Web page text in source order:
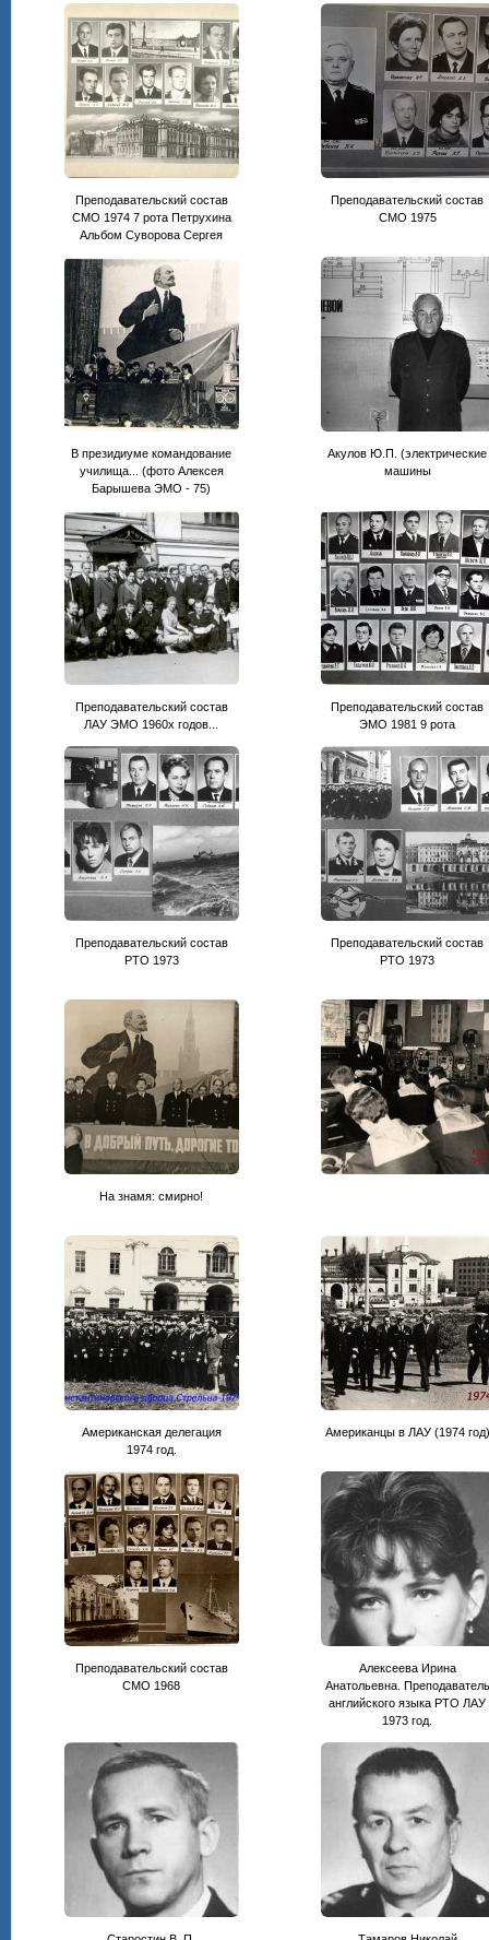
Преподавательский состав
СМО 1974 7 рота Петрухина
Альбом Суворова Сергея
Преподавательский состав
CМО 1975
В президиуме командование
училища... (фото Алексея
Барышева ЭМО - 75)
Акулов Ю.П. (электрические
машины
Преподавательский состав
ЛАУ ЭМО 1960х годов...
Преподавательский состав
ЭМО 1981 9 рота
Преподавательский состав
РТО 1973
Преподавательский состав
РТО 1973
На знамя: смирно!
Американская делегация
1974 год.
Американцы в ЛАУ (1974 год)
Преподавательский состав
СМО 1968
Алексеева Ирина
Анатольевна. Преподаватель
английского языка РТО ЛАУ
1973 год.